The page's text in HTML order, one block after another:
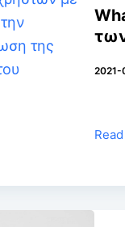
2021-